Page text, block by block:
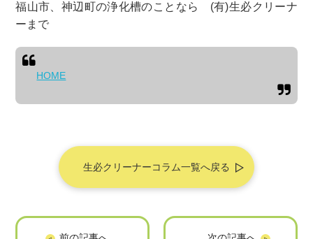
福山市、神辺町の浄化槽のことなら (有)生必クリーナ
ーまで
HOME
生必クリーナーコラム一覧へ戻る
浄化槽の清掃 修理～ポンプ交換